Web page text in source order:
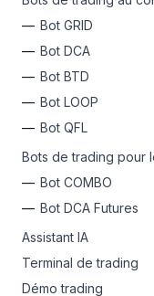
Bot GRID
Bot DCA
Bot BTD
Bot LOOP
Bot QFL
Bots de trading pour
Bot COMBO
Bot DCA Futures
Assistant IA
Terminal de trading
Démo trading